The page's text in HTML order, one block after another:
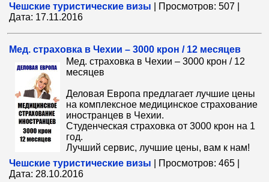
Чешские туристические визы
Просмотров: 507
Дата: 17.11.2016
Мед. страховка в Чехии – 3000 крон / 12 месяцев
Мед. страховка в Чехии – 3000 крон / 12
месяцев
Деловая Европа предлагает лучшие цены
на комплексное медицинское страхование
иностранцев в Чехии.
Студенческая страховка от 3000 крон на 1
год.
Лучший сервис, лучшие цены, вам к нам!
Чешские туристические визы
Просмотров: 465
Дата: 28.10.2016